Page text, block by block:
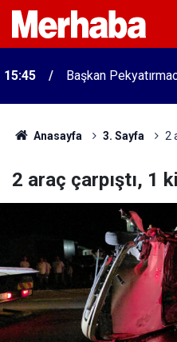
15:45 Başkan
Anasayfa 3. Sayfa 2
2 araç çarpıştı, 1